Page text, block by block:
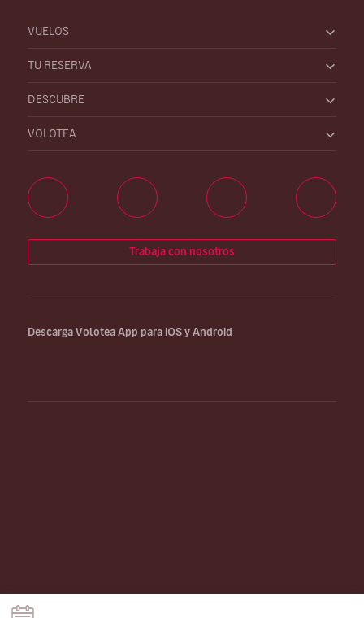
VUELOS
TU RESERVA
DESCUBRE
VOLOTEA
Trabaja con nosotros
Descarga Volotea App para iOS y Android